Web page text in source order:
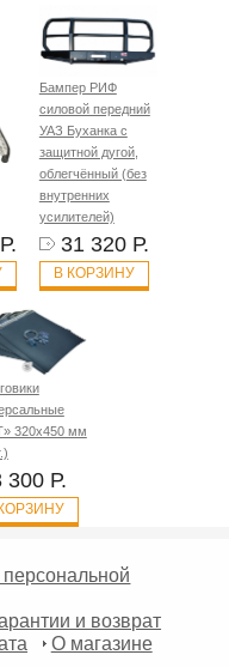
Бампер РИФ
силовой передний
УАЗ Буханка с
защитной дугой,
облегчённый (без
внутренних
усилителей)
31 320 Р.
В КОРЗИНУ
320х450 мм
300 Р.
и возврат
О магазине